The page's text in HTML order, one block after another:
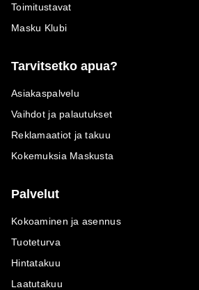
Toimitustavat
Masku Klubi
Tarvitsetko apua?
Asiakaspalvelu
Vaihdot ja palautukset
Reklamaatiot ja takuu
Kokemuksia Maskusta
Palvelut
Kokoaminen ja asennus
Tuoteturva
Hintatakuu
Laatutakuu